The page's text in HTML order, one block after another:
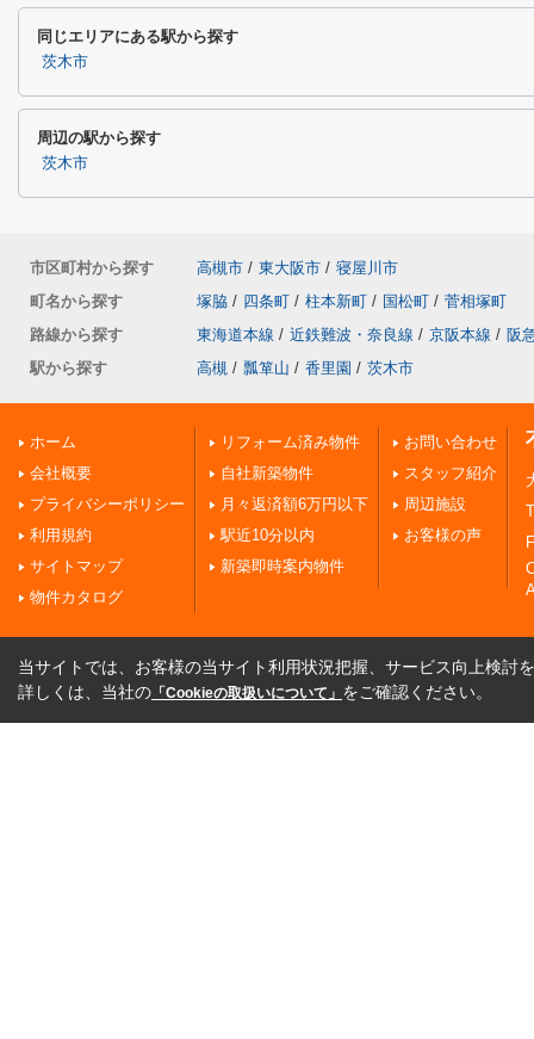
同じエリアにある駅から探す
茨木市
周辺の駅から探す
茨木市
市区町村から探す 高槻市 / 東大阪市 / 寝屋川市
町名から探す
塚脇 / 四条町 / 柱本新町 / 国松町 / 菅相塚町
路線から探す
東海道本線 / 近鉄難波・奈良線 / 京阪本線 / 阪
駅から探す
高槻 / 瓢箪山 / 香里園 / 茨木市
ホーム
会社概要
プライバシーポリシー
利用規約
サイトマップ
物件カタログ
リフォーム済み物件
自社新築物件
月々返済額6万円以下
駅近10分以内
新築即時案内物件
お問い合わせ
スタッフ紹介
周辺施設
お客様の声
当サイトでは、お客様の当サイト利用状況把握、サービス向上検討
詳しくは、当社の 「Cookieの取扱いについて」 をご確認ください。